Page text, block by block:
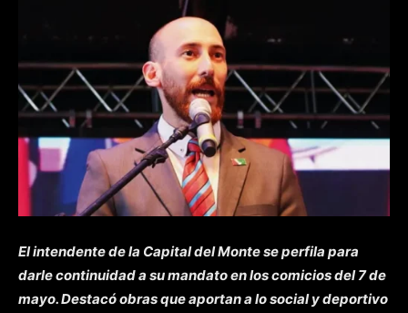
El intendente de la Capital del Monte se perfila para
darle continuidad a su mandato en los comicios del 7 de
mayo. Destacó obras que aportan a lo social y deportivo